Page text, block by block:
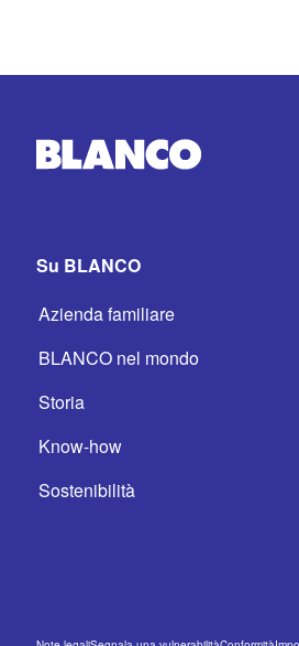
Su BLANCO
Azienda familiare
BLANCO nel mondo
Storia
Know-how
Sostenibilità